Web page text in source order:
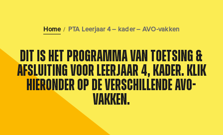
Home / PTA Leerjaar 4 – kader – AVO-vakken
Dit is het Programma van Toetsing &
Afsluiting voor leerjaar 4, kader. Klik
hieronder op de verschillende AVO-
vakken.